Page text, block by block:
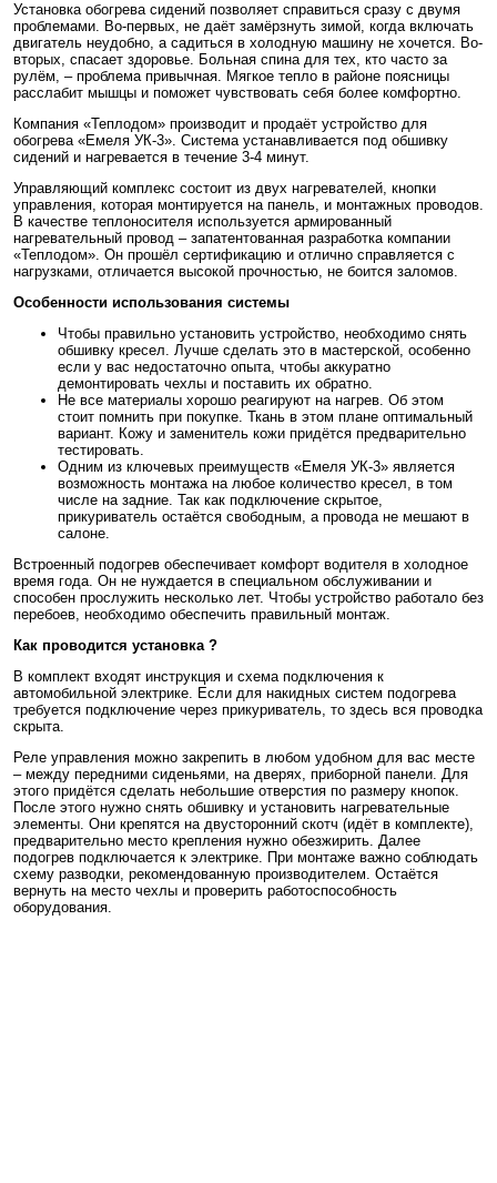
Установка обогрева сидений позволяет справиться сразу с двумя
проблемами. Во-первых, не даёт замёрзнуть зимой, когда включать
двигатель неудобно, а садиться в холодную машину не хочется. Во-
вторых, спасает здоровье. Больная спина для тех, кто часто за
рулём, – проблема привычная. Мягкое тепло в районе поясницы
расслабит мышцы и поможет чувствовать себя более комфортно.
Компания «Теплодом» производит и продаёт устройство для
обогрева «Емеля УК-3». Система устанавливается под обшивку
сидений и нагревается в течение 3-4 минут.
Управляющий комплекс состоит из двух нагревателей, кнопки
управления, которая монтируется на панель, и монтажных проводов.
В качестве теплоносителя используется армированный
нагревательный провод – запатентованная разработка компании
«Теплодом». Он прошёл сертификацию и отлично справляется с
нагрузками, отличается высокой прочностью, не боится заломов.
Особенности использования системы
Чтобы правильно установить устройство, необходимо снять
обшивку кресел. Лучше сделать это в мастерской, особенно
если у вас недостаточно опыта, чтобы аккуратно
демонтировать чехлы и поставить их обратно.
Не все материалы хорошо реагируют на нагрев. Об этом
стоит помнить при покупке. Ткань в этом плане оптимальный
вариант. Кожу и заменитель кожи придётся предварительно
тестировать.
Одним из ключевых преимуществ «Емеля УК-3» является
возможность монтажа на любое количество кресел, в том
числе на задние. Так как подключение скрытое,
прикуриватель остаётся свободным, а провода не мешают в
салоне.
Встроенный подогрев обеспечивает комфорт водителя в холодное
время года. Он не нуждается в специальном обслуживании и
способен прослужить несколько лет. Чтобы устройство работало без
перебоев, необходимо обеспечить правильный монтаж.
Как проводится установка ?
В комплект входят инструкция и схема подключения к
автомобильной электрике. Если для накидных систем подогрева
требуется подключение через прикуриватель, то здесь вся проводка
скрыта.
Реле управления можно закрепить в любом удобном для вас месте
– между передними сиденьями, на дверях, приборной панели. Для
этого придётся сделать небольшие отверстия по размеру кнопок.
После этого нужно снять обшивку и установить нагревательные
элементы. Они крепятся на двусторонний скотч (идёт в комплекте),
предварительно место крепления нужно обезжирить. Далее
подогрев подключается к электрике. При монтаже важно соблюдать
схему разводки, рекомендованную производителем. Остаётся
вернуть на место чехлы и проверить работоспособность
оборудования.